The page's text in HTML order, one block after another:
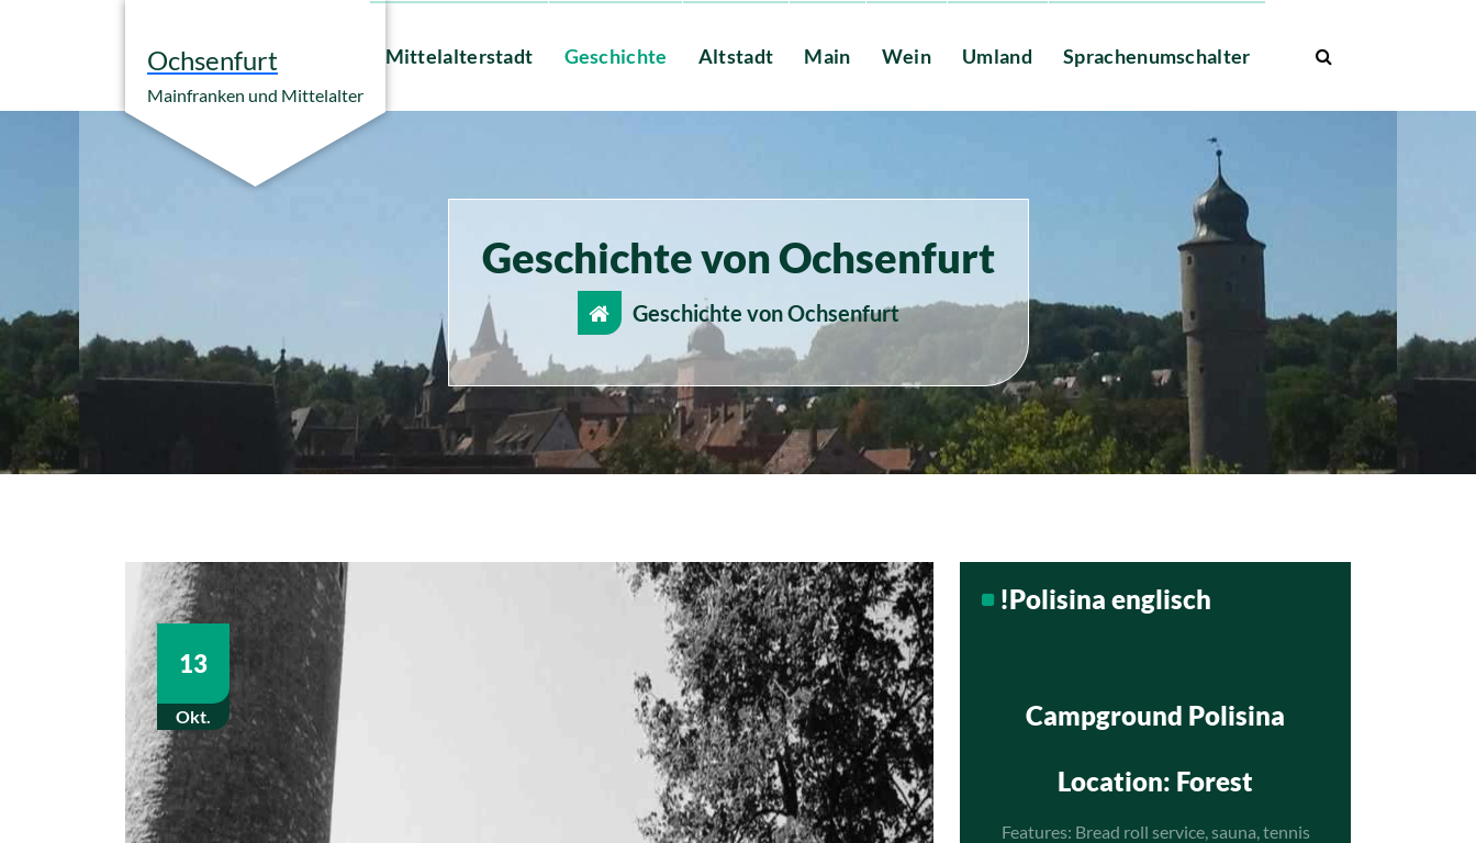
Ochsenfurt
Mainfranken und Mittelalter
Mittelalterstadt Geschichte Altstadt Main Wein Umland Sprachenumschalter
Geschichte von Ochsenfurt
Geschichte von Ochsenfurt
13
Okt.
!Polisina englisch
Campground Polisina
Location: Forest
Features: Bread roll service, sauna, tennis